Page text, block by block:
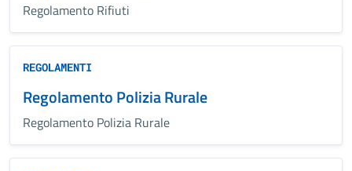
Regolamento Rifiuti
REGOLAMENTI
Regolamento Polizia Rurale
Regolamento Polizia Rurale